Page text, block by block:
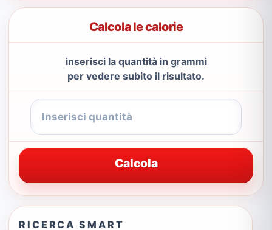
Calcola le calorie
inserisci la quantità in grammi
per vedere subito il risultato.
Calcola
RICERCA SMART